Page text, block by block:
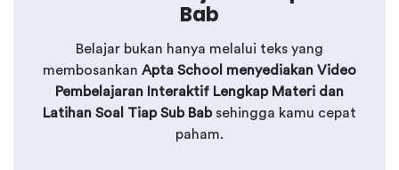
Bab
Belajar bukan hanya melalui teks yang
membosankan Apta School menyediakan Video
Pembelajaran Interaktif Lengkap Materi dan
Latihan Soal Tiap Sub Babsehingga kamu cepat
paham.